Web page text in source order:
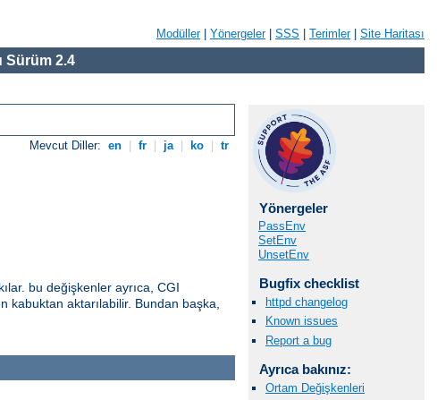
Modüller| Yönergeler| SSS Terimler| Site Haritası
Sürüm 2.4
Mevcut Diller: en fr ja ko tr
bu değişkenler ayrıca, CGI
kabuktan aktarılabilir. Bundan başka,
Yönergeler
PassEnv
SetEnv
UnsetEnv
Bugfix checklist
httpd changelog
Known issues
Report a bug
Ayrıca bakınız:
Ortam Değişkenleri